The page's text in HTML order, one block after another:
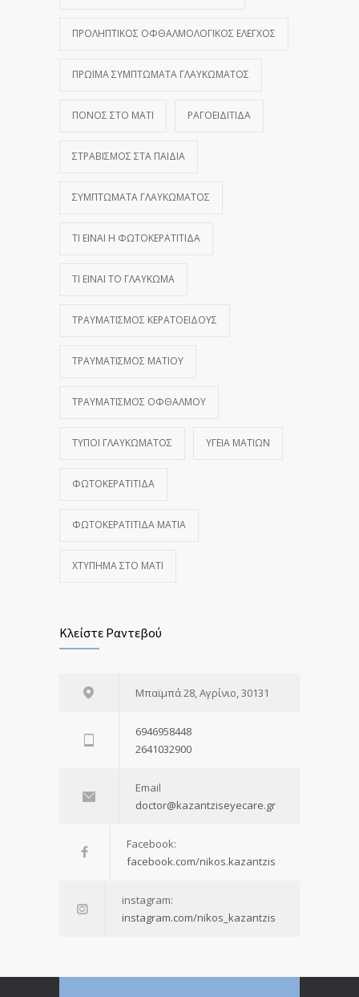
ΠΡΟΛΗΠΤΙΚΌΣ ΟΦΘΑΛΜΟΛΟΓΙΚΌΣ ΈΛΕΓΧΟΣ
ΠΡΏΙΜΑ ΣΥΜΠΤΏΜΑΤΑ ΓΛΑΥΚΏΜΑΤΟΣ
ΠΌΝΟΣ ΣΤΟ ΜΆΤΙ ΡΑΓΟΕΙΔΊΤΙΔΑ
ΣΤΡΑΒΙΣΜΌΣ ΣΤΑ ΠΑΙΔΙΆ
ΣΥΜΠΤΏΜΑΤΑ ΓΛΑΥΚΏΜΑΤΟΣ
ΤΙ ΕΊΝΑΙ Η ΦΩΤΟΚΕΡΑΤΊΤΙΔΑ
ΤΙ ΕΊΝΑΙ ΤΟ ΓΛΑΎΚΩΜΑ
ΤΡΑΥΜΑΤΙΣΜΌΣ ΚΕΡΑΤΟΕΙΔΟΎΣ
ΤΡΑΥΜΑΤΙΣΜΌΣ ΜΑΤΙΟΎ
ΤΡΑΥΜΑΤΙΣΜΌΣ ΟΦΘΑΛΜΟΎ
ΤΎΠΟΙ ΓΛΑΥΚΏΜΑΤΟΣ ΥΓΕΊΑ ΜΑΤΙΏΝ
ΦΩΤΟΚΕΡΑΤΊΤΙΔΑ
ΦΩΤΟΚΕΡΑΤΊΤΙΔΑ ΜΆΤΙΑ
ΧΤΎΠΗΜΑ ΣΤΟ ΜΆΤΙ
Κλείστε Ραντεβού
Μπαϊμπά 28, Αγρίνιο, 30131
6946958448
2641032900
Email
doctor@kazantziseyecare.gr
Facebook:
facebook.com/nikos.kazantzis
instagram:
instagram.com/nikos_kazantzis